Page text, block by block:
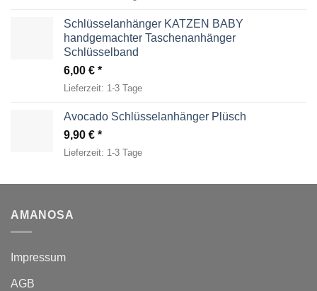
Schlüsselanhänger KATZEN BABY
handgemachter Taschenanhänger
Schlüsselband
6,00 €
Lieferzeit: 1-3 Tage
Avocado Schlüsselanhänger Plüsch
9,90 €
Lieferzeit: 1-3 Tage
AMANOSA
Impressum
AGB